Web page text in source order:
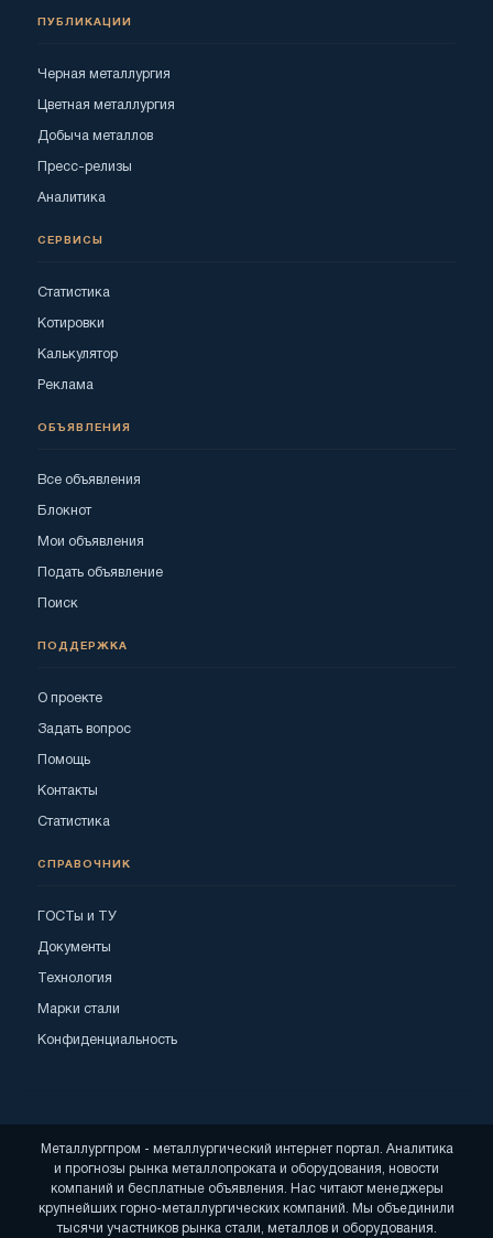
ПУБЛИКАЦИИ
Черная металлургия
Цветная металлургия
Добыча металлов
Пресс-релизы
Аналитика
СЕРВИСЫ
Статистика
Котировки
Калькулятор
Реклама
ОБЪЯВЛЕНИЯ
Все объявления
Блокнот
Мои объявления
Подать объявление
Поиск
ПОДДЕРЖКА
О проекте
Задать вопрос
Помощь
Контакты
Статистика
СПРАВОЧНИК
ГОСТы и ТУ
Документы
Технология
Марки стали
Конфиденциальность
Металлургпром - металлургический интернет портал. Аналитика
и прогнозы рынка металлопроката и оборудования, новости
компаний и бесплатные объявления. Нас читают менеджеры
крупнейших горно-металлургических компаний. Мы объединили
тысячи участников рынка стали, металлов и оборудования.